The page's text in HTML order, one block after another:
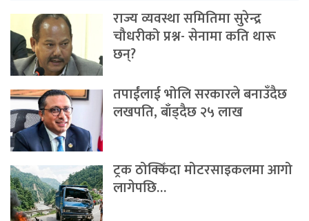
राज्य व्यवस्था समितिमा सुरेन्द्र
चौधरीको प्रश्न- सेनामा कति थारू
छन्?
तपाईंलाई भोलि सरकारले बनाउँदैछ
लखपति, बाँड्दैछ २५ लाख
ट्रक ठोक्किँदा मोटरसाइकलमा आगो
लागेपछि…